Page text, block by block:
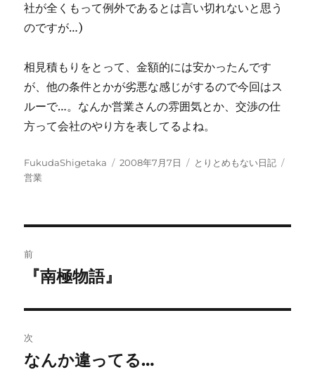
社が全くもって例外であるとは言い切れないと思う
のですが…)
相見積もりをとって、金額的には安かったんです
が、他の条件とかが劣悪な感じがするので今回はス
ルーで…。なんか営業さんの雰囲気とか、交渉の仕
方って会社のやり方を表してるよね。
投
稿
FukudaShigetaka
投
2008年7月7日
カ
とりとめもない日記
営業
稿
ビ
ゲ
前
前
投
稿:
『南極物語』
次
次
なんか違ってる…